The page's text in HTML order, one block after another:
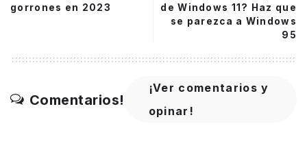
gorrones en 2023
de Windows 11? Haz que
se parezca a Windows
95
Comentarios!
¡Ver comentarios y
opinar!